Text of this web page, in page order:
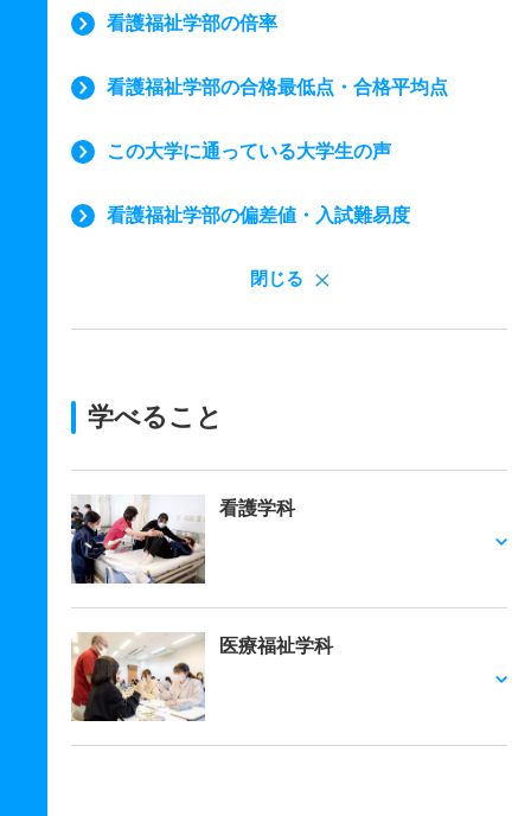
看護福祉学部の倍率
看護福祉学部の合格最低点・合格平均点
この大学に通っている大学生の声
看護福祉学部の偏差値・入試難易度
閉じる
学べること
看護学科
医療福祉学科